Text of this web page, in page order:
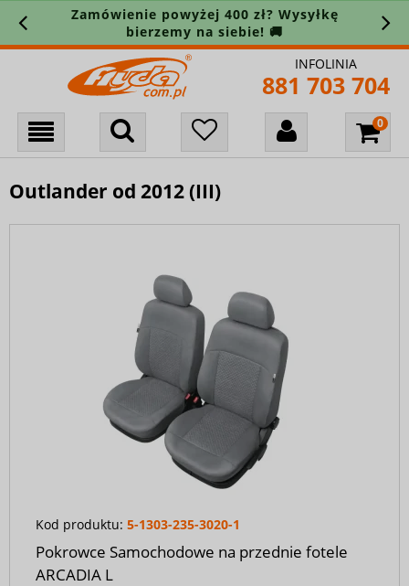
Zamówienie powyżej 400 zł? Wysyłkę
bierzemy na siebie! 🚚
INFOLINIA
881 703 704
Outlander od 2012 (III)
Kod produktu: 5-1303-235-3020-1
Pokrowce Samochodowe na przednie fotele
ARCADIA L